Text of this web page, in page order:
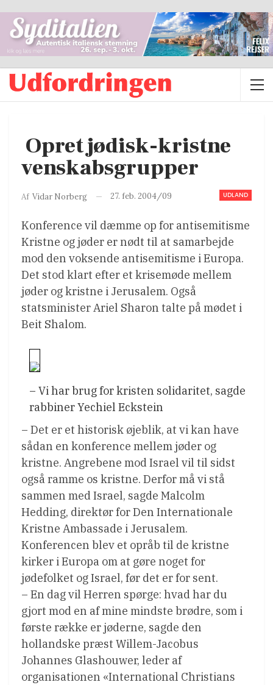
 Opret jødisk-kristne
venskabsgrupper
UDLAND
Af Vidar Norberg 27. feb. 2004/09
Konference vil dæmme op for antisemitisme
Kristne og jøder er nødt til at samarbejde
mod den voksende antisemitisme i Europa.
Det stod klart efter et krisemøde mellem
jøder og kristne i Jerusalem. Også
statsminister Ariel Sharon talte på mødet i
Beit Shalom.
– Vi har brug for kristen solidaritet, sagde
rabbiner Yechiel Eckstein
– Det er et historisk øjeblik, at vi kan have
sådan en konference mellem jøder og
kristne. Angrebene mod Israel vil til sidst
også ramme os kristne. Derfor må vi stå
sammen med Israel, sagde Malcolm
Hedding, direktør for Den Internationale
Kristne Ambassade i Jerusalem.
Konferencen blev et opråb til de kristne
kirker i Europa om at gøre noget for
jødefolket og Israel, før det er for sent.
– En dag vil Herren spørge: hvad har du
gjort mod en af mine mindste brødre, som i
første række er jøderne, sagde den
hollandske præst Willem-Jacobus
Johannes Glashouwer, leder af
organisationen «International Christians